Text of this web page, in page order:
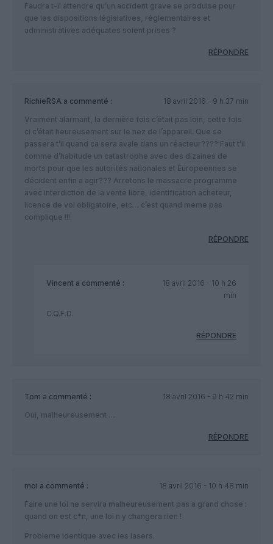
Faudra t-il attendre qu’un accident grave se produise pour
que les dispositions législatives, réglementaires et
administratives adéquates soient prises ?
RÉPONDRE
RichieRSA a commenté :
18 avril 2016 - 9 h 37 min
Vraiment alarmant, la dernière fois c’était pas loin, cette fois
ci c’était heureusement sur le nez de l’appareil. Que se
passera t’il quand ça sera avale dans un réacteur???? Faut t’il
comme d’habitude un catastrophe avec des dizaines de
morts pour que les autorités nationales et Europeennes se
décident enfin a agir??? Arretons le massacre programme
avec interdiction de la vente libre, identification acheteur,
licence de vol obligatoire, etc… c’est quand meme pas
complique !!!
RÉPONDRE
Vincent a commenté :
18 avril 2016 - 10 h 26
min
C.Q.F.D.
RÉPONDRE
Tom a commenté :
18 avril 2016 - 9 h 42 min
Oui, malheureusement …
RÉPONDRE
moi a commenté :
18 avril 2016 - 10 h 48 min
Faire une loi ne servira malheureusement pas a grand chose :
quand on est c*n, une loi n y changera rien !
Probleme identique avec les lasers.